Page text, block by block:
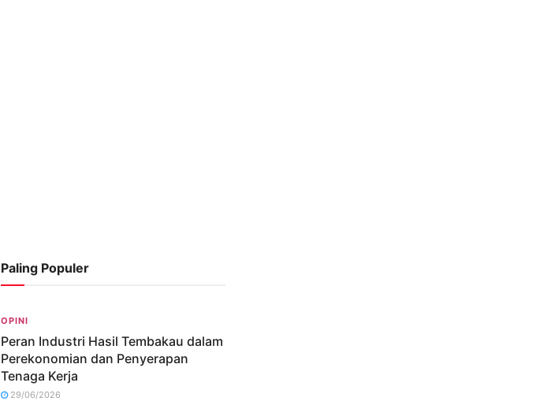
Paling Populer
OPINI
Peran Industri Hasil Tembakau dalam
Perekonomian dan Penyerapan
Tenaga Kerja
29/06/2026